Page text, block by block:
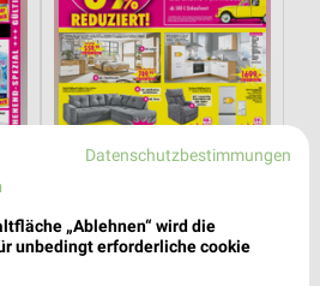
Angebote ab 03.08.
Noch heute gültig
Datenschutzbestimmungen
„Ablehnen“ wird die
unbedingt erforderliche cookie